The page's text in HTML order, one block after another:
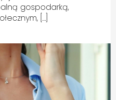
gospodarką,
[…]